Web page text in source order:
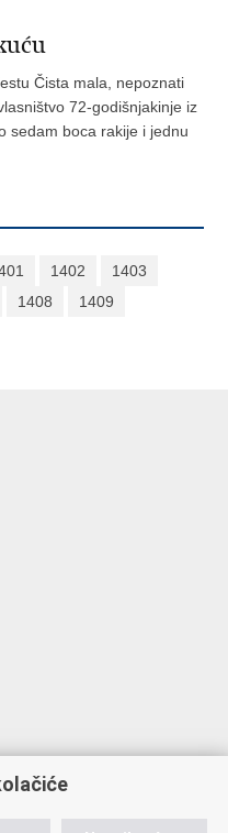
Čista mala, nepoznati
72-godišnjakinje iz
sedam boca rakije i jednu
1402
1403
1408
1409